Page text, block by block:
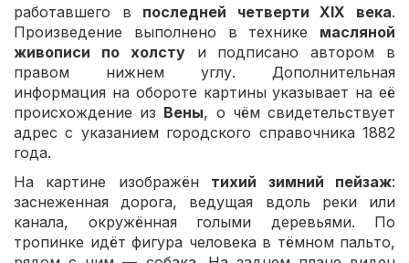
работавшего в последней четверти XIX века.
Произведение выполнено в технике масляной
живописи по холстуи подписано автором в
правом нижнем углу. Дополнительная
информация на обороте картины указывает на её
происхождение из Вены, о чём свидетельствует
адрес с указанием городского справочника 1882
года.
На картине изображён тихий зимний пейзаж:
заснеженная дорога, ведущая вдоль реки или
канала, окружённая голыми деревьями. По
тропинке идёт фигура человека в тёмном пальто,